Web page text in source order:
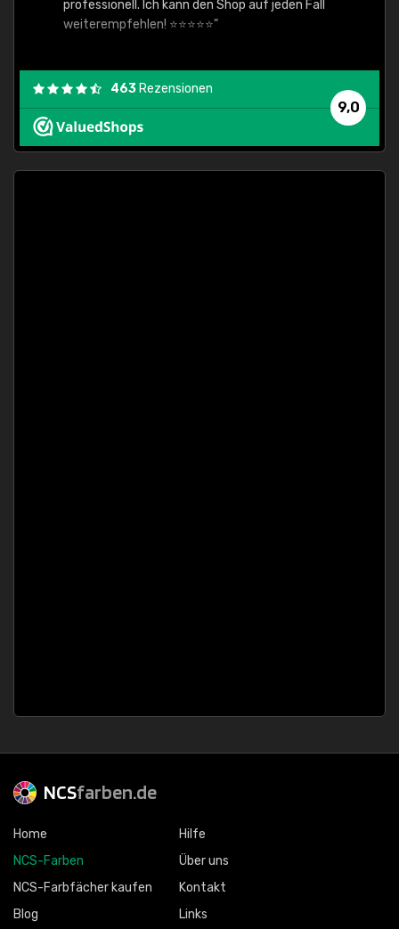
professionell. Ich kann den Shop auf jeden Fall
weiterempfehlen! ⭐⭐⭐⭐⭐"
9,0
463 Rezensionen
NCSfarben.de
Home
NCS-Farben
NCS-Farbfächer kaufen
Blog
Hilfe
Über uns
Kontakt
Links